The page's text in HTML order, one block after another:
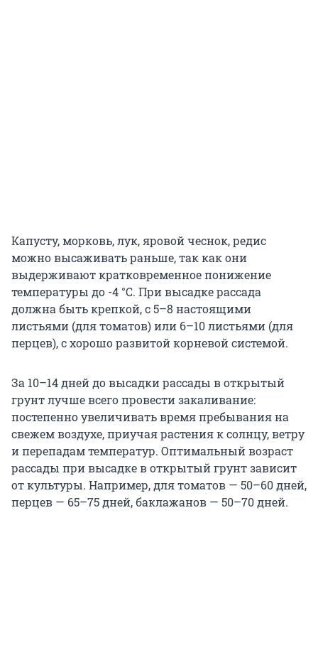
Капусту, морковь, лук, яровой чеснок, редис
можно высаживать раньше, так как они
выдерживают кратковременное понижение
температуры до -4 °C. При высадке рассада
должна быть крепкой, с 5–8 настоящими
листьями (для томатов) или 6–10 листьями (для
перцев), с хорошо развитой корневой системой.
За 10–14 дней до высадки рассады в открытый
грунт лучше всего провести закаливание:
постепенно увеличивать время пребывания на
свежем воздухе, приучая растения к солнцу, ветру
и перепадам температур. Оптимальный возраст
рассады при высадке в открытый грунт зависит
от культуры. Например, для томатов — 50–60 дней,
перцев — 65–75 дней, баклажанов — 50–70 дней.